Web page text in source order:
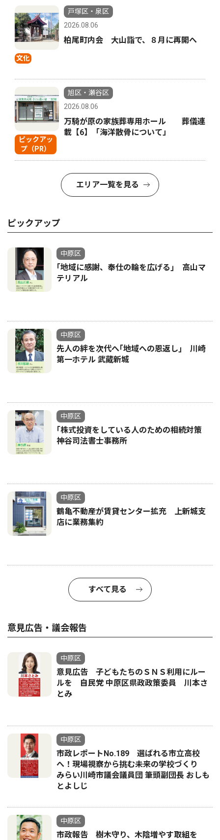
文化
戸塚区・泉区
2026.08.06
柏尾町内会 大山詣で、８月に再開へ
ピックアッ
プ（PR）
旭区・瀬谷区
2026.08.06
万騎が原の家族葬専用ホール 葬儀連
載【6】「海洋散骨について」
エリア一覧を見る
ピックアップ
中原区
｢地域に感謝、奉仕の輪を広げる｣ 高山マ
テリアル
中原区
先人の絆を次代へ｢地域への恩返し｣ 川崎
第一ホテル 武蔵新城
中原区
｢株式投資をしている人のための相続対策
神谷司法書士事務所
中原区
鶴亀不動産が賃貸センター拡充 上新城支
店に業務集約
すべて見る
意見広告・議会報告
中原区
意見広告 子どもたちのＳＮＳ利用にルー
ルを 自民党 中原区県政政策委員 川本さ
とみ
中原区
市政レポートNo.189 選ばれる市立高校
へ！現場視察から挑む未来の学校づくり
みらい川崎市議会議員団 筆頭副団長 おしも
とよしじ
中原区
市政報告 樹木守り、木陰増やす取組を